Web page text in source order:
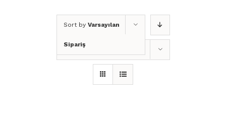
Sort by Varsayılan
Sipariş
Show 24 Products